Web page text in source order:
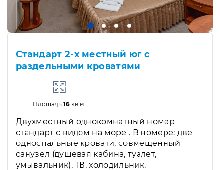
Стандарт 2-х местный юг с
раздельными кроватями
Площадь16 кв.м.
Двухместный однокомнатный номер
стандарт с видом на море . В номере: две
односпальные кровати, совмещенный
санузел (душевая кабина, туалет,
умывальник), ТВ, холодильник,